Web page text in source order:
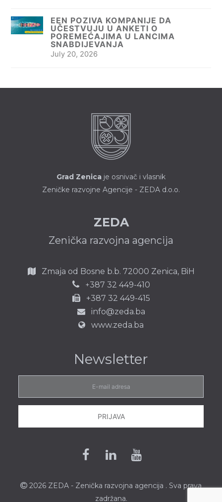
EEN POZIVA KOMPANIJE DA
UČESTVUJU U ANKETI O
POREMEĆAJIMA U LANCIMA
SNABDIJEVANJA
July 20, 2026
Grad Zenica je osnivač i vlasnik
Zeničke razvojne Agencije - ZEDA d.o.o.
ZEDA
Zenička razvojna agencija
Zmaja od Bosne b.b. 72000 Zenica, BiH
+387 32 449-410
+387 32 449-415
info@zeda.ba
www.zeda.ba
Newsletter
adresa
PRIJAVA
Facebook
LinkedinYoutube
2026 ZEDA - Zenička razvojna agencija . Sva prava
zadržana.